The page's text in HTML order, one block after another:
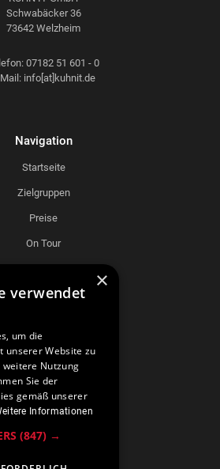
Schwabäcker 36
73642 Welzheim
07182 51 601 - 0
Mail: info[at]kuhnit.de
Navigation
Startseite
Zielgruppen
Preise
On Tour
und Antworten
Support
Lizenz beantragen
Förderprogramme
Kontakt
×
verwendet
um die
unserer Website zu
Nutzung
Sie der
gemäß unserer
Informationen
(847) →